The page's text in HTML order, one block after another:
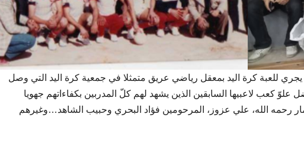
يجري للعبة كرة اليد بمعقل رياضي عريق متمثلا في جمعية كرة اليد التي وصل
كعب لاعبيها السابقين الذين يشهد لهم كلّ المدربين بكفاءاتهم جهويا
رحمه الله، علي عزوز، المرحومين فؤاد البحري وحبيب الشاهد…وغيرهم